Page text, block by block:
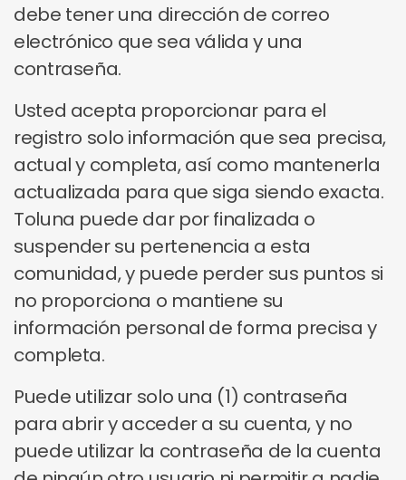
debe tener una dirección de correo
electrónico que sea válida y una
contraseña.
Usted acepta proporcionar para el
registro solo información que sea precisa,
actual y completa, así como mantenerla
actualizada para que siga siendo exacta.
Toluna puede dar por finalizada o
suspender su pertenencia a esta
comunidad, y puede perder sus puntos si
no proporciona o mantiene su
información personal de forma precisa y
completa.
Puede utilizar solo una (1) contraseña
para abrir y acceder a su cuenta, y no
puede utilizar la contraseña de la cuenta